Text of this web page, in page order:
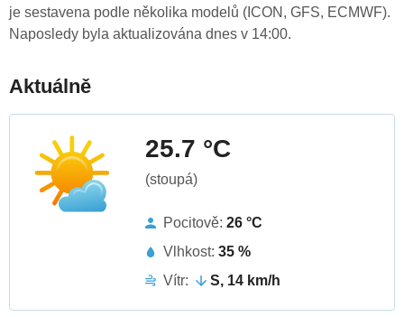
je sestavena podle několika modelů (ICON, GFS, ECMWF).
Naposledy byla aktualizována dnes v 14:00.
Aktuálně
25.7 °C
(stoupá)
Pocitově: 26 °C
Vlhkost: 35 %
Vítr:
S, 14 km/h